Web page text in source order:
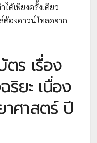
ได้เพียงครั้งเดียว
ต้องดาวน์โหลดจาก
ร เรื่อง
ริยะ เนื่อง
าศาสตร์ ปี